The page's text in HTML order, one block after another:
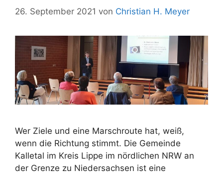
26. September 2021 von Christian H. Meyer
Wer Ziele und eine Marschroute hat, weiß,
wenn die Richtung stimmt. Die Gemeinde
Kalletal im Kreis Lippe im nördlichen NRW an
der Grenze zu Niedersachsen ist eine